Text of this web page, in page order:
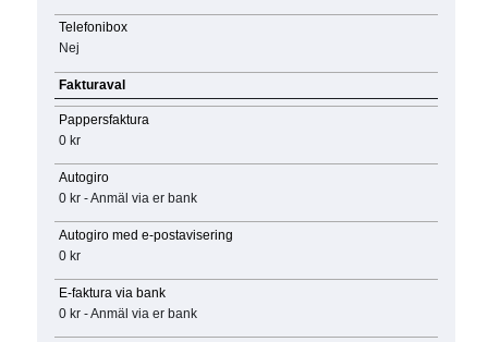
Telefonibox
Nej
Fakturaval
Pappersfaktura
0 kr
Autogiro
0 kr - Anmäl via er bank
Autogiro med e-postavisering
0 kr
E-faktura via bank
0 kr - Anmäl via er bank